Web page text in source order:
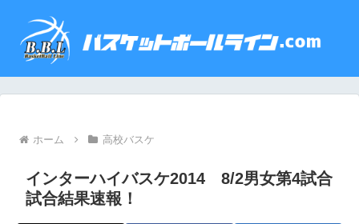
ホーム 高校バスケ
インターハイバスケ2014 8/2男女第4試合
試合結果速報！